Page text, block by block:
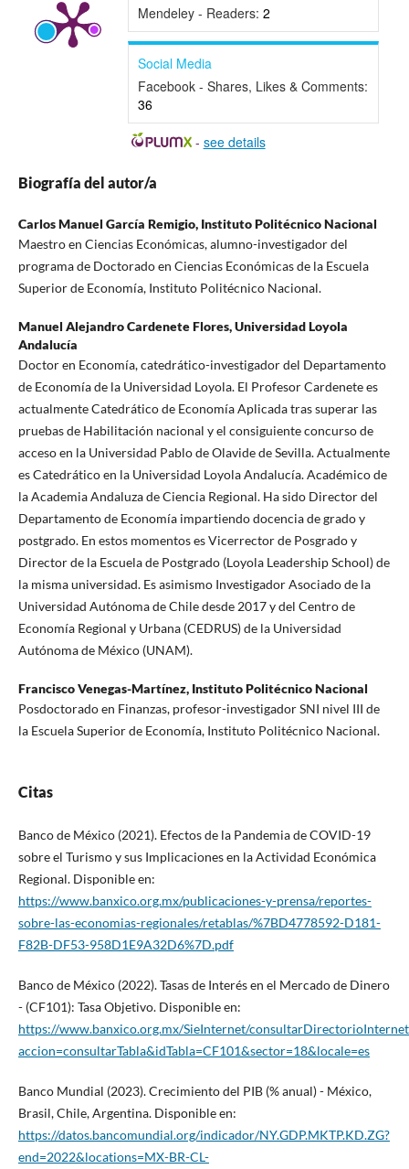
Mendeley - Readers: 2
Social Media
Facebook - Shares, Likes & Comments:
36
- see details
Biografía del autor/a
Carlos Manuel García Remigio, Instituto Politécnico Nacional
Maestro en Ciencias Económicas, alumno-investigador del
programa de Doctorado en Ciencias Económicas de la Escuela
Superior de Economía, Instituto Politécnico Nacional.
Manuel Alejandro Cardenete Flores,Universidad Loyola
Andalucía
Doctor en Economía, catedrático-investigador del Departamento
de Economía de la Universidad Loyola. El Profesor Cardenete es
actualmente Catedrático de Economía Aplicada tras superar las
pruebas de Habilitación nacional y el consiguiente concurso de
acceso en la Universidad Pablo de Olavide de Sevilla. Actualmente
es Catedrático en la Universidad Loyola Andalucía. Académico de
la Academia Andaluza de Ciencia Regional. Ha sido Director del
Departamento de Economía impartiendo docencia de grado y
postgrado. En estos momentos es Vicerrector de Posgrado y
Director de la Escuela de Postgrado (Loyola Leadership School) de
la misma universidad. Es asimismo Investigador Asociado de la
Universidad Autónoma de Chile desde 2017 y del Centro de
Economía Regional y Urbana (CEDRUS) de la Universidad
Autónoma de México (UNAM).
Francisco Venegas-Martínez, Instituto Politécnico Nacional
Posdoctorado en Finanzas, profesor-investigador SNI nivel III de
la Escuela Superior de Economía, Instituto Politécnico Nacional.
Citas
Banco de México (2021). Efectos de la Pandemia de COVID-19
sobre el Turismo y sus Implicaciones en la Actividad Económica
Regional. Disponible en:
https://www.banxico.org.mx/publicaciones-y-prensa/reportes-
sobre-las-economias-regionales/retablas/%7BD4778592-D181-
F82B-DF53-958D1E9A32D6%7D.pdf
Banco de México (2022). Tasas de Interés en el Mercado de Dinero
- (CF101): Tasa Objetivo. Disponible en:
https://www.banxico.org.mx/SieInternet/
accion=consultarTabla&idTabla=CF101&sector=18&locale=es
Banco Mundial (2023). Crecimiento del PIB (% anual) - México,
Brasil, Chile, Argentina. Disponible en:
https://datos.bancomundial.org/indicador/NY.GDP.MKTP.KD.ZG?
end=2022&locations=MX-BR-CL-